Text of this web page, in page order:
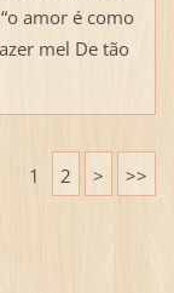
amor é como
mel De tão
1 2 > >>